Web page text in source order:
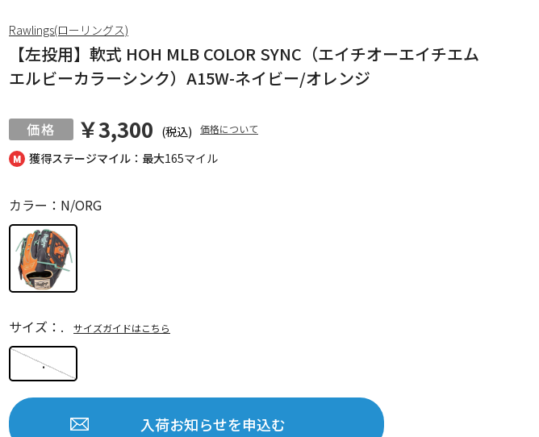
獲得ステージマイル：最大165マイル
【左投用】軟式 HOH MLB COLOR SYNC（エイチオーエイチエム
エルビーカラーシンク）A15W-ネイビー/オレンジ
￥3,300 (税込) 価格について
カラー：N/ORG
.
サイズ：. サイズガイドはこちら
入荷お知らせを申込む
Rawlings(ローリングス)